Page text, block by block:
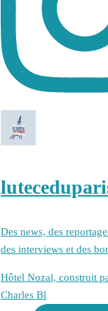
Des news, des
des interviews et des
Hôtel Nozal, construit
Charles Bl